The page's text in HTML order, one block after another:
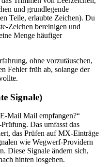
und grundlegende
Teile, erlaubte Zeichen). Du
bereinigen und
Menge häufiger
ohne vorzutäuschen,
Fehler früh ab, solange der
Signale)
Mail empfangen?“
Das umfasst das
das Prüfen auf MX‑Einträge
wie Wegwerf‑Providern
Diese Signale ändern sich,
hinten losgehen.